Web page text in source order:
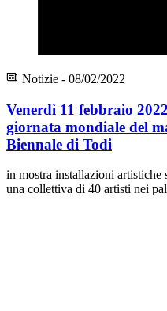
Notizie - 08/02/2022
Venerdì 11 febbraio
giornata mondiale del
Biennale di Todi
in mostra installazioni artistiche
una collettiva di 40 artisti nei